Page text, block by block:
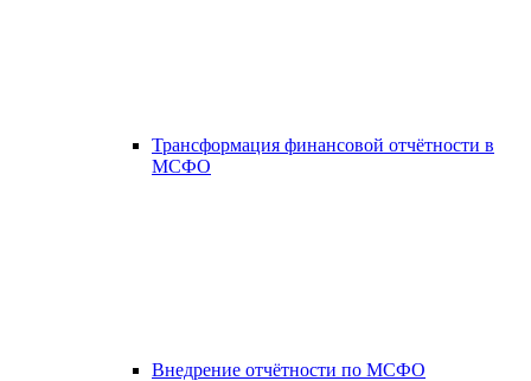
Трансформация финансовой отчётности в
МСФО
Внедрение отчётности по МСФО